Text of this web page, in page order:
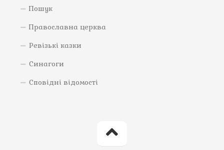
Пошук
Православна церква
Ревізькі казки
Синагоги
Сповідні відомості